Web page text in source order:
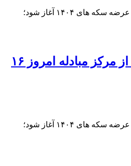
نودمین حراج سکه بناست با عرضه سکه های ۱۴۰۴ آغاز شود؛
جزئیات خرید سکه از مرکز مبادله امروز ۱۶
نودمین حراج سکه بناست با عرضه سکه های ۱۴۰۴ آغاز شود؛